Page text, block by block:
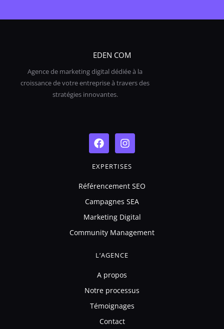
EDEN COM
Agence de marketing digital dédiée à la
croissance de votre entreprise à travers des
stratégies innovantes.
F
a
e
o
o
k
I
n
t
g
r
a
m
EXPERTISES
Référencement SEO
Campagnes SEA
Marketing Digital
Community Management
L’AGENCE
A propos
Notre processus
Témoignages
Contact